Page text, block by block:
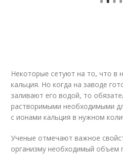
Некоторые сетуют на то, что в
кальция. Но когда на заводе
заливают его водой, то
растворимыми необходимыми
с ионами кальция в нужном
Ученые отмечают важное
организму необходимый объем